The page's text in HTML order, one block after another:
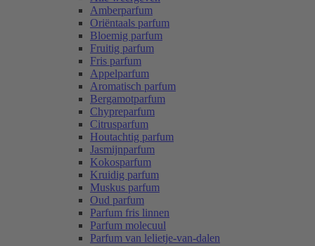
Amberparfum
Oriëntaals parfum
Bloemig parfum
Fruitig parfum
Fris parfum
Appelparfum
Aromatisch parfum
Bergamotparfum
Chypreparfum
Citrusparfum
Houtachtig parfum
Jasmijnparfum
Kokosparfum
Kruidig parfum
Muskus parfum
Oud parfum
Parfum fris linnen
Parfum molecuul
Parfum van lelietje-van-dalen